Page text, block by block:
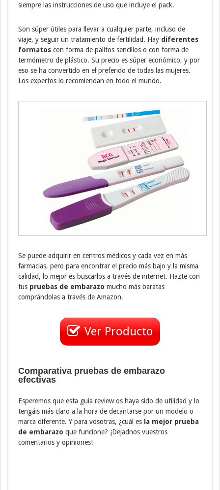
siempre las instrucciones de uso que incluye el pack.
Son súper útiles para llevar a cualquier parte, incluso de
viaje, y seguir un tratamiento de fertilidad. Hay diferentes
formatos con forma de palitos sencillos o con forma de
termómetro de plástico. Su precio es súper económico, y por
eso se ha convertido en el preferido de todas las mujeres.
Los expertos lo recomiendan en todo el mundo.
Se puede adquirir en centros médicos y cada vez en más
farmacias, pero para encontrar el precio más bajo y la misma
calidad, lo mejor es buscarlos a través de internet. Hazte con
tus pruebas de embarazo mucho más baratas
comprándolas a través de Amazon.
Ver Producto
Comparativa pruebas de embarazo
efectivas
Esperemos que esta guía review os haya sido de utilidad y lo
tengáis más claro a la hora de decantarse por un modelo o
marca diferente. Y para vosotras, ¿cuál es la mejor prueba
de embarazo que funcione? ¡Dejadnos vuestros
comentarios y opiniones!